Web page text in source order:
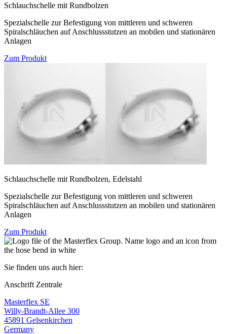
Schlauchschelle mit Rundbolzen
Spezialschelle zur Befestigung von mittleren und schweren
Spiralschläuchen auf Anschlussstutzen an mobilen und stationären
Anlagen
Zum Produkt
Schlauchschelle mit Rundbolzen, Edelstahl
Spezialschelle zur Befestigung von mittleren und schweren
Spiralschläuchen auf Anschlussstutzen an mobilen und stationären
Anlagen
Zum Produkt
Sie finden uns auch hier:
Anschrift Zentrale
Masterflex SE
Willy-Brandt-Allee 300
45891 Gelsenkirchen
Germany